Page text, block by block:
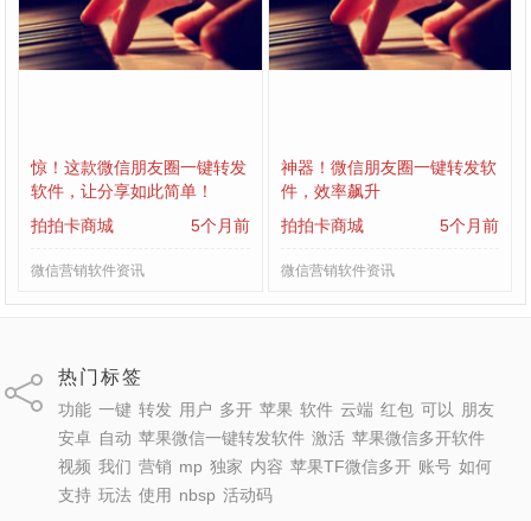
惊！这款微信朋友圈一键转发
软件，让分享如此简单！
拍拍卡商城
5个月前
微信营销软件资讯
神器！微信朋友圈一键转发软
件，效率飙升
拍拍卡商城
5个月前
微信营销软件资讯
热门标签
功能 一键 转发 用户 多开 苹果 软件 云端 红包 可以
朋友
安卓 自动 苹果微信一键转发软件 激活 苹果微信多开软件
视频 我们 营销 mp 独家 内容 苹果TF微信多开 账号 如何
支持 玩法 使用 nbsp 活动码